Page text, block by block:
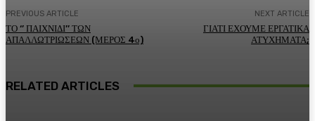
PREVIOUS ARTICLE
ΤΟ ‘’ ΠΑΙΧΝΙΔΙ’’ ΤΩΝ
ΑΠΑΛΛΩΤΡΙΩΣΕΩΝ (ΜΕΡΟΣ 4ο)
NEXT ARTICLE
ΓΙΑΤΙ ΕΧΟΥΜΕ ΕΡΓΑΤΙΚΑ
ΑΤΥΧΗΜΑΤΑ;
RELATED ARTICLES